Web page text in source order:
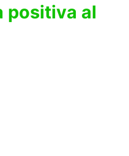
positiva al